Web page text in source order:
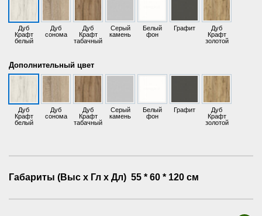
Дуб
Крафт
белый
Дуб
сонома
Дуб
Крафт
табачный
Серый
камень
Белый
фон
Графит Дуб
Крафт
золотой
Дополнительный цвет
Дуб
Крафт
белый
Дуб
сонома
Дуб
Крафт
табачный
Серый
камень
Белый
фон
Графит Дуб
Крафт
золотой
Габариты (Выс х Гл х Дл) 55 * 60 * 120 см